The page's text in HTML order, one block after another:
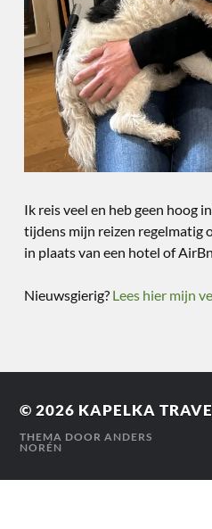
Ik reis veel en heb geen hoog
tijdens mijn reizen regelmatig
in plaats van een hotel of
Nieuwsgierig? Lees hier mijn
© 2026 KAPELKA
THEMA DOORANDERS
NORÉN